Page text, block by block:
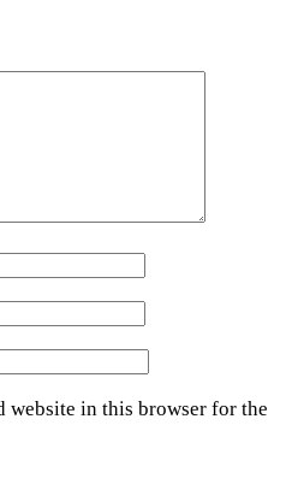
website in this browser for the